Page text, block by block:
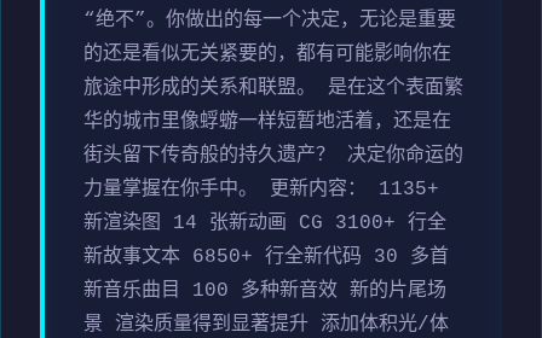
“绝不”。你做出的每一个决定，无论是重要
的还是看似无关紧要的，都有可能影响你在
旅途中形成的关系和联盟。 是在这个表面繁
华的城市里像蜉蝣一样短暂地活着，还是在
街头留下传奇般的持久遗产？ 决定你命运的
力量掌握在你手中。 更新内容： 1135+
新渲染图 14 张新动画 CG 3100+ 行全
新故事文本 6850+ 行全新代码 30 多首
新音乐曲目 100 多种新音效 新的片尾场
景 渲染质量得到显著提升 添加体积光/体